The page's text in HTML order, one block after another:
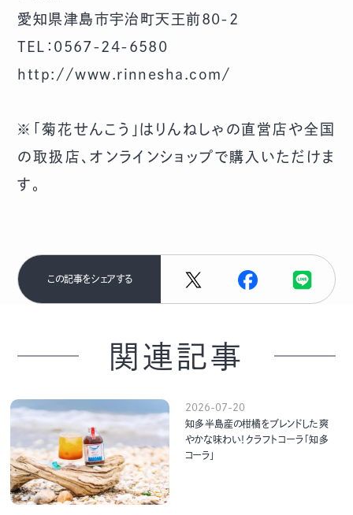
愛知県津島市宇治町天王前80-2
TEL：0567-24-6580
http://www.rinnesha.com/
※「菊花せんこう」はりんねしゃの直営店や全国
の取扱店、オンラインショップで購入いただけま
す。
この記事をシェアする
関連記事
2026-07-20
知多半島産の柑橘をブレンドした爽
やかな味わい！クラフトコーラ「知多
コーラ」